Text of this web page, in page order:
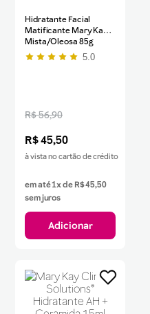
Hidratante Facial
Matificante Mary Kay® -
Mista/Oleosa 85g
5.0
R$ 56,90
R$45,50
à vista no cartão de crédito
em até1x de R$45,50
sem juros
Adicionar